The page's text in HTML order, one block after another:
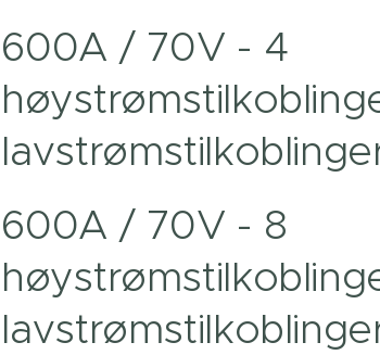
600A / 70V - 4
600A / 70V - 8